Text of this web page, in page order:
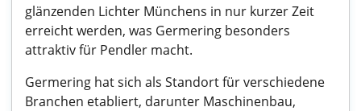
glänzenden Lichter Münchens in nur kurzer Zeit
erreicht werden, was Germering besonders
attraktiv für Pendler macht.
Germering hat sich als Standort für verschiedene
Branchen etabliert, darunter Maschinenbau,